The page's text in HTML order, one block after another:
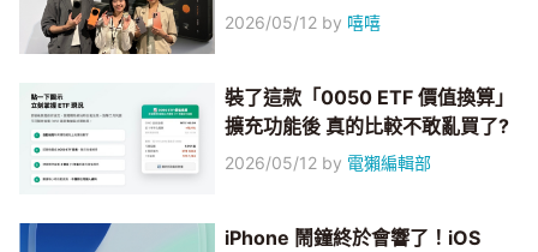
2026/05/12 by 嘻嘻
裝了這款「0050 ETF 價值換算」
擴充功能後 真的比較不敢亂買了?
2026/05/12 by 電獺編輯部
iPhone 鬧鐘終於會響了！iOS